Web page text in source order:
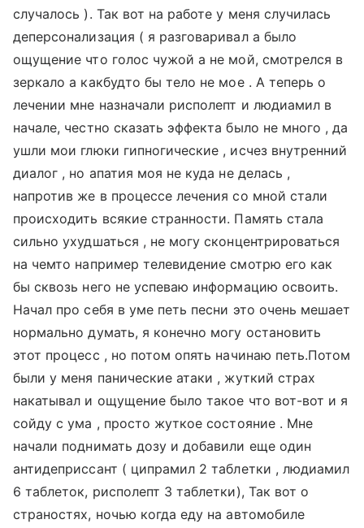
случалось ). Так вот на работе у меня случилась
деперсонализация ( я разговаривал а было
ощущение что голос чужой а не мой, смотрелся в
зеркало а какбудто бы тело не мое . А теперь о
лечении мне назначали рисполепт и людиамил в
начале, честно сказать эффекта было не много , да
ушли мои глюки гипногические , исчез внутренний
диалог , но апатия моя не куда не делась ,
напротив же в процессе лечения со мной стали
происходить всякие странности. Память стала
сильно ухудшаться , не могу сконцентрироваться
на чемто например телевидение смотрю его как
бы сквозь него не успеваю информацию освоить.
Начал про себя в уме петь песни это очень мешает
нормально думать, я конечно могу остановить
этот процесс , но потом опять начинаю петь.Потом
были у меня панические атаки , жуткий страх
накатывал и ощущение было такое что вот-вот и я
сойду с ума , просто жуткое состояние . Мне
начали поднимать дозу и добавили еще один
антидеприссант ( ципрамил 2 таблетки , людиамил
6 таблеток, рисполепт 3 таблетки), Так вот о
страностях, ночью когда еду на автомобиле